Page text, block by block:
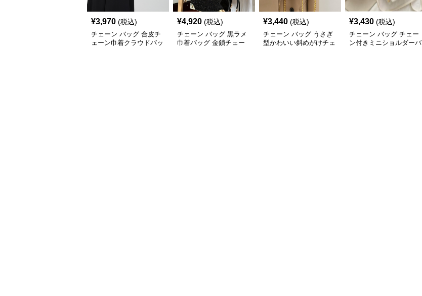
¥3,970 (税込)
チェーン バッグ 合皮チ
ェーン巾着クラウドバッ
¥4,920 (税込)
チェーン バッグ 黒ラメ
巾着バッグ 金鎖チェー
¥3,440 (税込)
チェーン バッグ うさぎ
型かわいい斜めがけチェ
¥3,430 (税込)
チェーン バッグ チェー
ン付きミニショルダーバ